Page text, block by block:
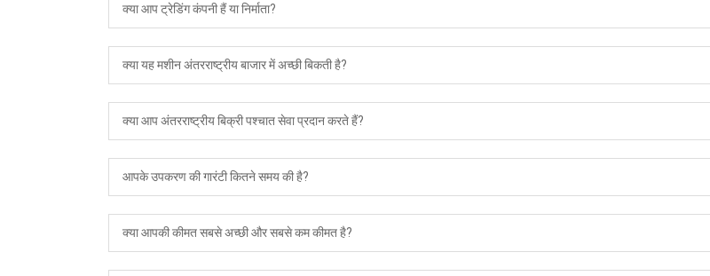
क्या आप ट्रेडिंग कंपनी हैं या निर्माता?
क्या यह मशीन अंतरराष्ट्रीय बाजार में अच्छी बिकती है?
क्या आप अंतरराष्ट्रीय बिक्री पश्चात सेवा प्रदान करते हैं?
आपके उपकरण की गारंटी कितने समय की है?
क्या आपकी कीमत सबसे अच्छी और सबसे कम कीमत है?